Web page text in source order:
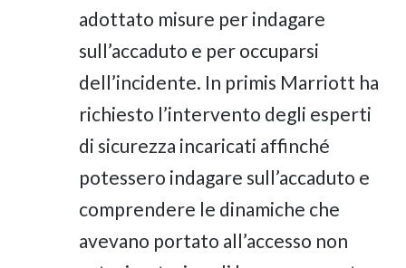
adottato misure per indagare
sull’accaduto e per occuparsi
dell’incidente. In primis Marriott ha
richiesto l’intervento degli esperti
di sicurezza incaricati affinché
potessero indagare sull’accaduto e
comprendere le dinamiche che
avevano portato all’accesso non